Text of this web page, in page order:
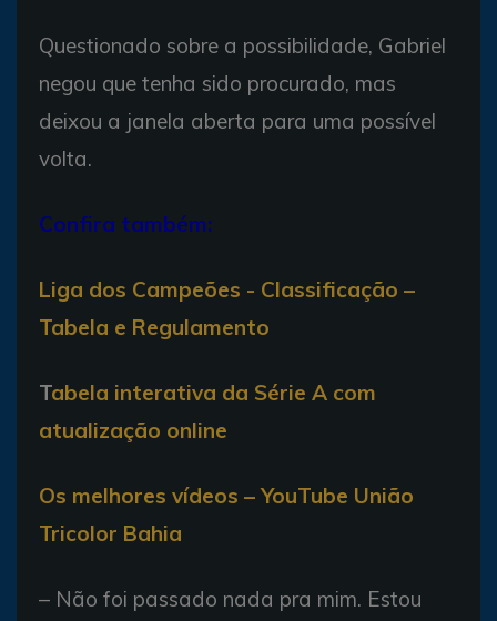
Questionado sobre a possibilidade, Gabriel
negou que tenha sido procurado, mas
deixou a janela aberta para uma possível
volta.
Confira também:
Liga dos Campeões - Classificação –
Tabela e Regulamento
Tabela interativa da Série A com
atualização online
Os melhores vídeos – YouTube União
Tricolor Bahia
– Não foi passado nada pra mim. Estou